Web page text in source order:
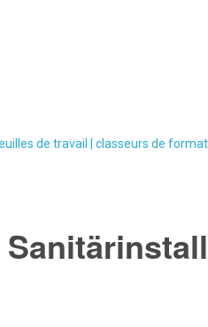
de travail | classeurs de